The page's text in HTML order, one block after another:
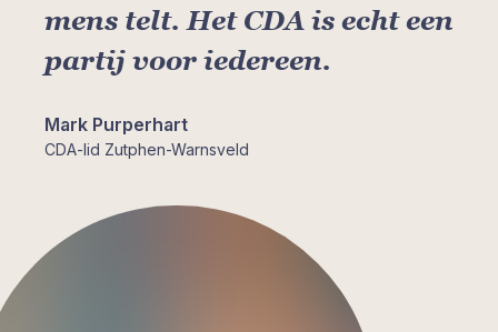
mens telt. Het CDA is echt een
partij voor iedereen.
Mark Purperhart
CDA-lid Zutphen-Warnsveld